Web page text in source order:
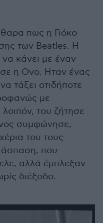
πως η Γιόκο
των Beatles. Η
να κάνει με έναν
η Ονο. Ηταν ένας
τάξει οτιδήποτε
με
του ζήτησε
συμφώνησε,
του τους
που
αλλά έμπλεξαν
διέξοδο.